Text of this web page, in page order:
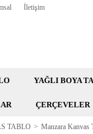
İletişim
YAĞLI BOYA
ÇERÇEVELER
TABLO Manzara Kanvas